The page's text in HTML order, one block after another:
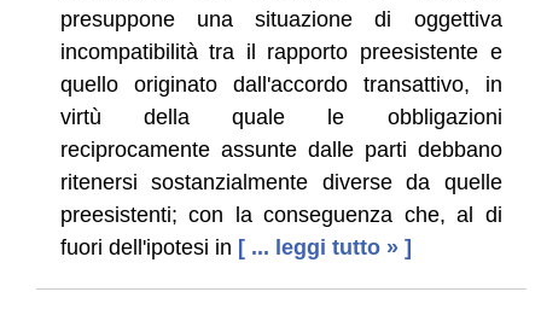
presuppone una situazione di oggettiva
incompatibilità tra il rapporto preesistente e
quello originato dall'accordo transattivo, in
virtù della quale le obbligazioni
reciprocamente assunte dalle parti debbano
ritenersi sostanzialmente diverse da quelle
preesistenti; con la conseguenza che, al di
fuori dell'ipotesi in [ ... leggi tutto » ]